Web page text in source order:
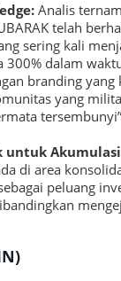
Analis
telah
sering kali
300% dalam
branding yang
yang
untuk
di area
peluang